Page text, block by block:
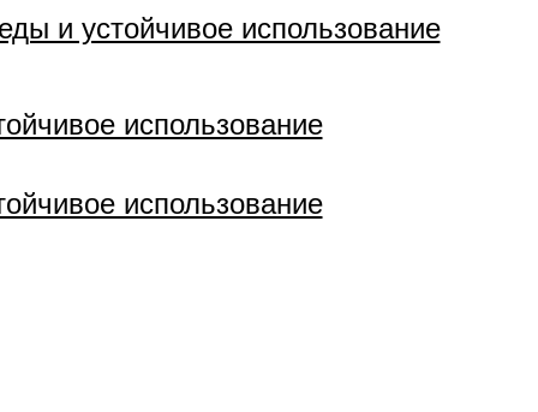
и устойчивое использование
использование
использование